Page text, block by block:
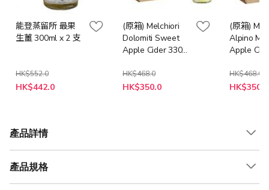
能登蒸留所 最果
生薑 300ml x 2 支
HK$552.0
特
HK$442.0
(原箱) Melchiori
Dolomiti Sweet
Apple Cider 330ml
HK$468.0
特
HK$350.0
(原箱)
Alpino
Apple
HK$468.0
特
HK$350.0
產品詳情
產品規格